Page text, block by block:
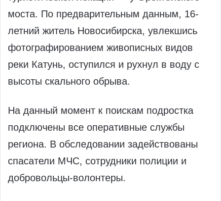
моста. По предварительным данным, 16-
летний житель Новосибирска, увлекшись
фотографированием живописных видов
реки Катунь, оступился и рухнул в воду с
высоты скального обрыва.
На данный момент к поискам подростка
подключены все оперативные службы
региона. В обследовании задействованы
спасатели МЧС, сотрудники полиции и
добровольцы-волонтеры.